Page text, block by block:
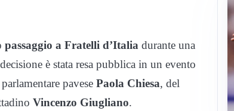
passaggio a Fratelli d’Italia durante una
è stata resa pubblica in un evento
pavese Paola Chiesa, del
Vincenzo Giugliano.